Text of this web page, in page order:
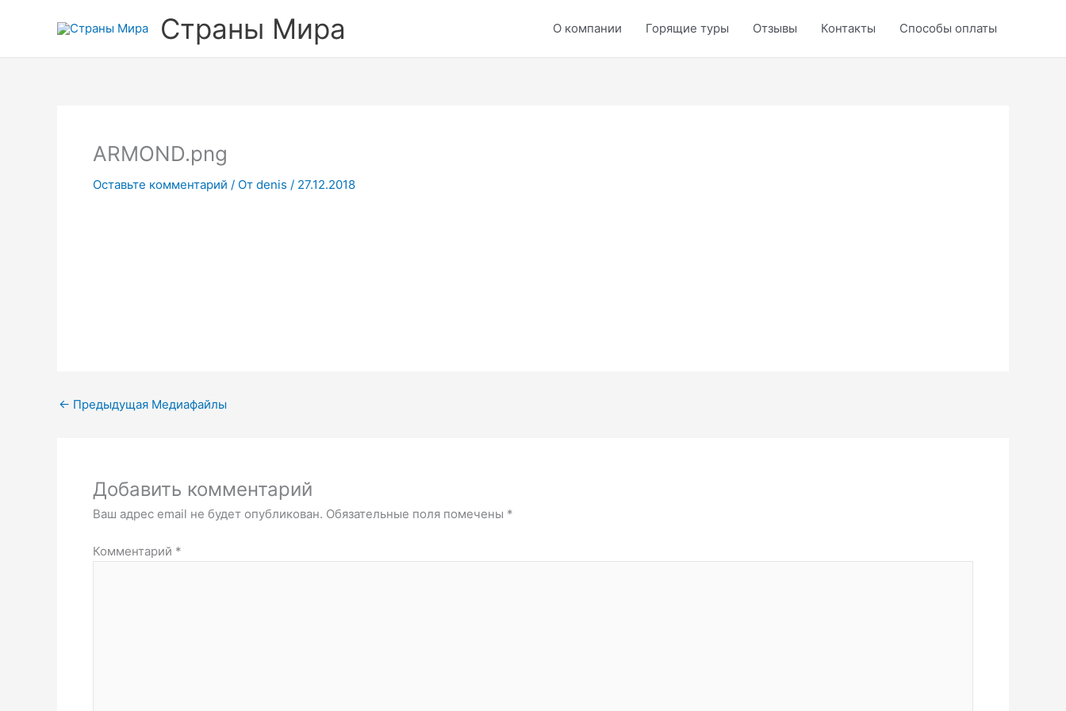
Страны Мира О компании Горящие туры Отзывы Контакты Способы оплаты
ARMOND.png
Оставьте комментарий / От denis / 27.12.2018
← Предыдущая Медиафайлы
Добавить комментарий
Ваш адрес email не будет опубликован. Обязательные поля помечены *
Комментарий *